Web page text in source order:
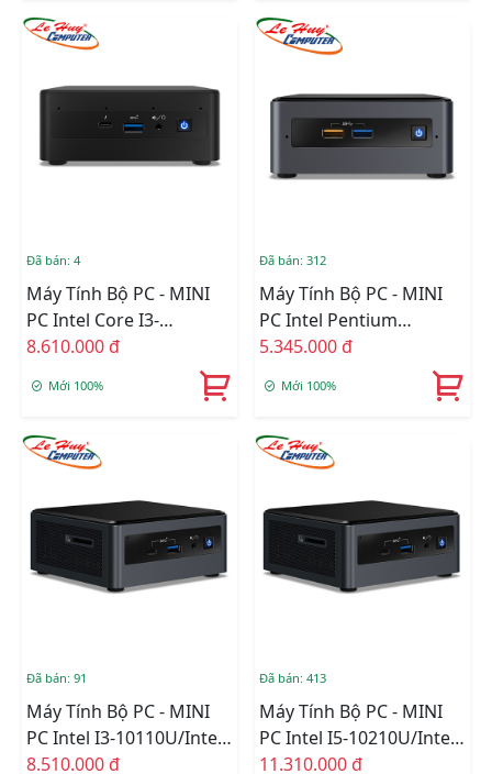
Đã bán: 4
Máy Tính Bộ PC - MINI
PC Intel Core I3-
1115G4/Intel UHD
Graphics/Ram Option/Ổ
Cứng Option/Dos
8.610.000 đ
Mới 100%
Đã bán: 312
Máy Tính Bộ PC - MINI
PC Intel Pentium
J5040/Intel UHD 605/Wifi
Option/Ổ Cứng Option
5.345.000 đ
Mới 100%
Đã bán: 91
Máy Tính Bộ PC - MINI
PC Intel I3-10110U/Intel
UHD Graphics/Wifi 6 +
8.510.000 đ
Đã bán: 413
Máy Tính Bộ PC - MINI
PC Intel I5-10210U/Intel
UHD Graphics/Wifi 6 +
11.310.000 đ